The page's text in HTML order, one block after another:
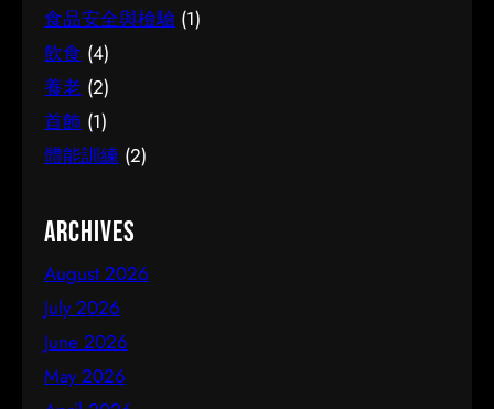
食品安全與檢驗 (1)
飲食 (4)
養老 (2)
首飾 (1)
體能訓練 (2)
Archives
August 2026
July 2026
June 2026
May 2026